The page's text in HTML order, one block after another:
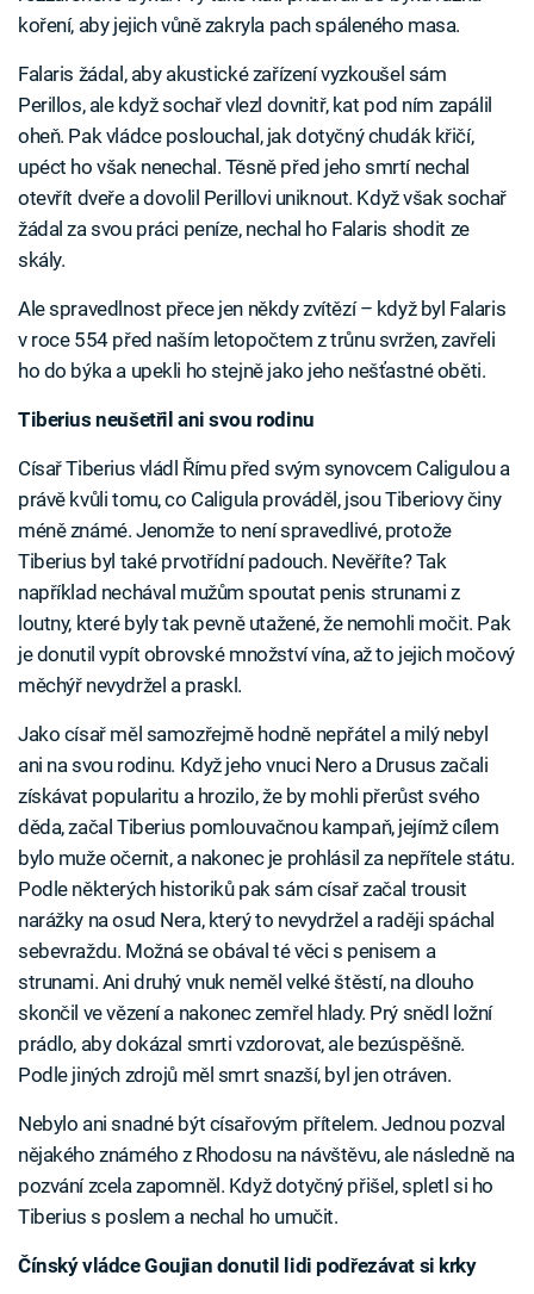
koření, aby jejich vůně zakryla pach spáleného masa.
Falaris žádal, aby akustické zařízení vyzkoušel sám
Perillos, ale když sochař vlezl dovnitř, kat pod ním zapálil
oheň. Pak vládce poslouchal, jak dotyčný chudák křičí,
upéct ho však nenechal. Těsně před jeho smrtí nechal
otevřít dveře a dovolil Perillovi uniknout. Když však sochař
žádal za svou práci peníze, nechal ho Falaris shodit ze
skály.
Ale spravedlnost přece jen někdy zvítězí – když byl Falaris
v roce 554 před naším letopočtem z trůnu svržen, zavřeli
ho do býka a upekli ho stejně jako jeho nešťastné oběti.
Tiberius neušetřil ani svou rodinu
Císař Tiberius vládl Římu před svým synovcem Caligulou a
právě kvůli tomu, co Caligula prováděl, jsou Tiberiovy činy
méně známé. Jenomže to není spravedlivé, protože
Tiberius byl také prvotřídní padouch. Nevěříte? Tak
například nechával mužům spoutat penis strunami z
loutny, které byly tak pevně utažené, že nemohli močit. Pak
je donutil vypít obrovské množství vína, až to jejich močový
měchýř nevydržel a praskl.
Jako císař měl samozřejmě hodně nepřátel a milý nebyl
ani na svou rodinu. Když jeho vnuci Nero a Drusus začali
získávat popularitu a hrozilo, že by mohli přerůst svého
děda, začal Tiberius pomlouvačnou kampaň, jejímž cílem
bylo muže očernit, a nakonec je prohlásil za nepřítele státu.
Podle některých historiků pak sám císař začal trousit
narážky na osud Nera, který to nevydržel a raději spáchal
sebevraždu. Možná se obával té věci s penisem a
strunami. Ani druhý vnuk neměl velké štěstí, na dlouho
skončil ve vězení a nakonec zemřel hlady. Prý snědl ložní
prádlo, aby dokázal smrti vzdorovat, ale bezúspěšně.
Podle jiných zdrojů měl smrt snazší, byl jen otráven.
Nebylo ani snadné být císařovým přítelem. Jednou pozval
nějakého známého z Rhodosu na návštěvu, ale následně na
pozvání zcela zapomněl. Když dotyčný přišel, spletl si ho
Tiberius s poslem a nechal ho umučit.
Čínský vládce Goujian donutil lidi podřezávat si krky